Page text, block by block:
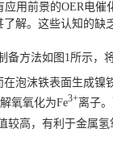
用前景的OER电催
解。这些认知的缺
备方法如图1所示，
泡沫铁表面生成镍
氧氧化为Fe3+离子
较高，有利于金属